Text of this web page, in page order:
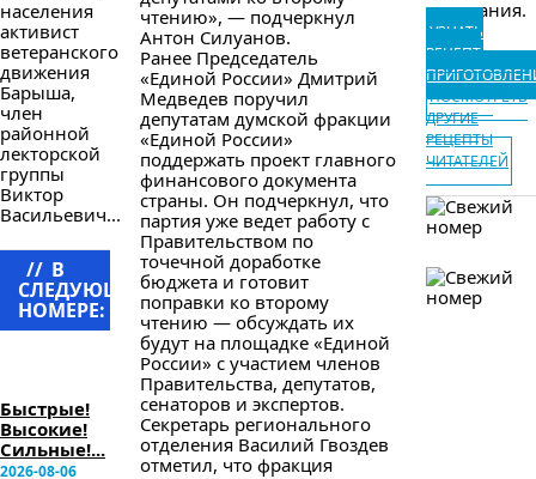
населения
активист
ветеранского
движения
Барыша,
член
районной
лекторской
группы
Виктор
Васильевич...
// В
СЛЕДУЮЩЕМ
НОМЕРЕ:
Быстрые!
Высокие!
Сильные!...
2026-08-06
чтению», — подчеркнул
Антон Силуанов.
Ранее Председатель
«Единой России» Дмитрий
Медведев поручил
депутатам думской фракции
«Единой России»
поддержать проект главного
финансового документа
страны. Он подчеркнул, что
партия уже ведет работу с
Правительством по
точечной доработке
бюджета и готовит
поправки ко второму
чтению — обсуждать их
будут на площадке «Единой
России» с участием членов
Правительства, депутатов,
сенаторов и экспертов.
Секретарь регионального
отделения Василий Гвоздев
отметил, что фракция
остывания.
УЗНАТЬ
РЕЦЕПТ
ПОСМОТРЕТЬ
ДРУГИЕ
РЕЦЕПТЫ
ЧИТАТЕЛЕЙ